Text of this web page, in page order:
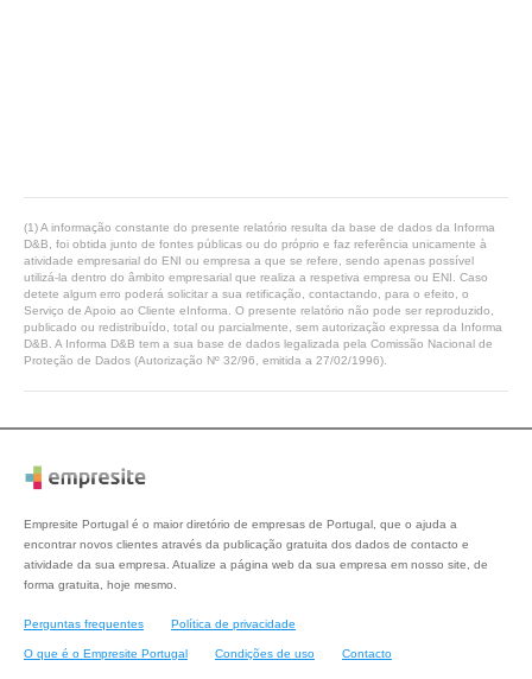
(1) A informação constante do presente relatório resulta da base de dados da Informa
D&B, foi obtida junto de fontes públicas ou do próprio e faz referência unicamente à
atividade empresarial do ENI ou empresa a que se refere, sendo apenas possível
utilizá-la dentro do âmbito empresarial que realiza a respetiva empresa ou ENI. Caso
detete algum erro poderá solicitar a sua retificação, contactando, para o efeito, o
Serviço de Apoio ao Cliente eInforma. O presente relatório não pode ser reproduzido,
publicado ou redistribuído, total ou parcialmente, sem autorização expressa da Informa
D&B. A Informa D&B tem a sua base de dados legalizada pela Comissão Nacional de
Proteção de Dados (Autorização Nº 32/96, emitida a 27/02/1996).
Empresite Portugal é o maior diretório de empresas de Portugal, que o ajuda a
encontrar novos clientes através da publicação gratuita dos dados de contacto e
atividade da sua empresa. Atualize a página web da sua empresa em nosso site, de
forma gratuita, hoje mesmo.
Perguntas frequentes Política de privacidade
O que é o Empresite Portugal Condições de uso Contacto